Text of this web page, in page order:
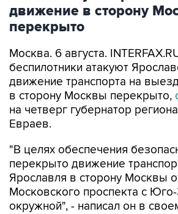
движение в сторону
перекрыто
Москва. 6 августа.
беспилотники атакуют
движение транспорта на
в сторону Москвы перекрыто,
на четверг губернатор
Евраев.
"В целях обеспечения
перекрыто движение
Ярославля в сторону Москвы
Московского проспекта с
окружной", - написал он в